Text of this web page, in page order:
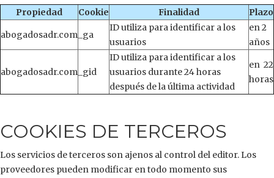
Propiedad Cookie Finalidad Plazo
abogadosadr.com _ga
ID utiliza para identificar a los
usuarios
en 2
años
abogadosadr.com _gid
ID utiliza para identificar a los
usuarios durante 24 horas
después de la última actividad
en 22
horas
COOKIES DE TERCEROS
Los servicios de terceros son ajenos al control del editor. Los
proveedores pueden modificar en todo momento sus